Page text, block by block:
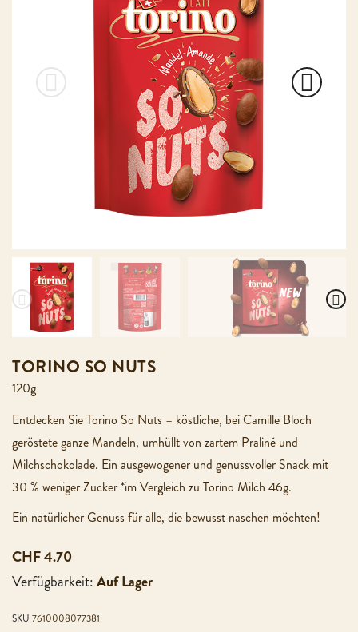
TORINO SO NUTS
120g
Entdecken Sie Torino So Nuts – köstliche, bei Camille Bloch
geröstete ganze Mandeln, umhüllt von zartem Praliné und
Milchschokolade. Ein ausgewogener und genussvoller Snack mit
30 % weniger Zucker *im Vergleich zu Torino Milch 46g.
Ein natürlicher Genuss für alle, die bewusst naschen möchten!
CHF 4.70
Verfügbarkeit:Auf Lager
SKU 7610008077381